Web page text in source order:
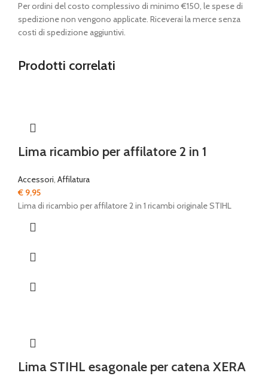
Per ordini del costo complessivo di minimo €150, le spese di
spedizione non vengono applicate. Riceverai la merce senza
costi di spedizione aggiuntivi.
Prodotti correlati
Lima ricambio per affilatore 2 in 1
Accessori, Affilatura
€ 9,95
Lima di ricambio per affilatore 2 in 1 ricambi originale STIHL
Lima STIHL esagonale per catena XERA